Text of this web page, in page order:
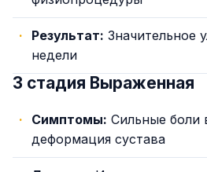
Результат: Значительное
недели
3 стадия Выраженная
Симптомы: Сильные боли
деформация сустава